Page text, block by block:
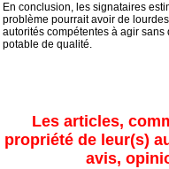
En conclusion, les signataires
problème pourrait avoir de
autorités compétentes à agir
potable de qualité.
Les articles,
propriété de leur(s)
avis,